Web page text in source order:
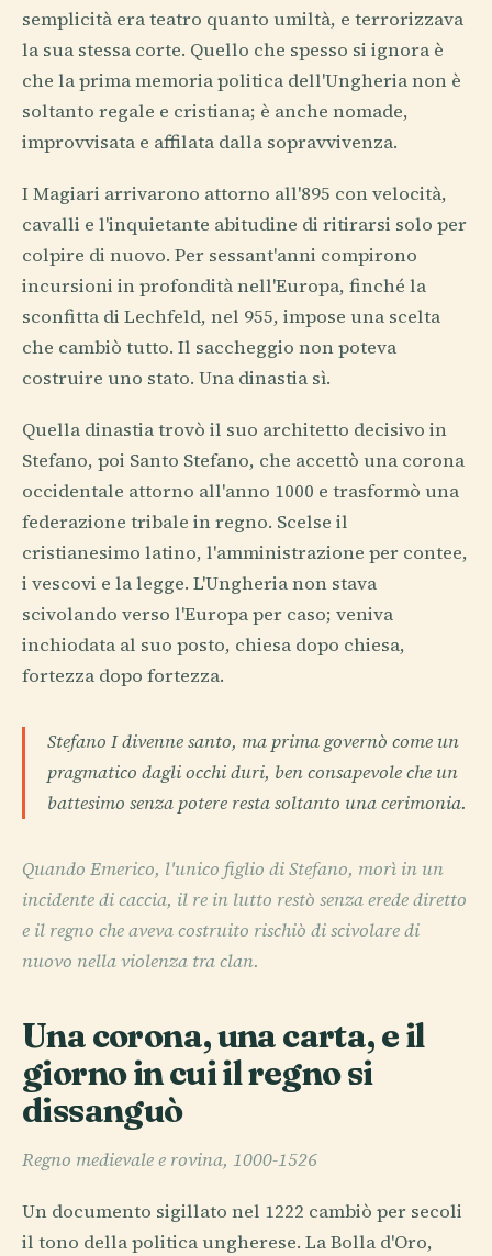
semplicità era teatro quanto umiltà, e terrorizzava
la sua stessa corte. Quello che spesso si ignora è
che la prima memoria politica dell'Ungheria non è
soltanto regale e cristiana; è anche nomade,
improvvisata e affilata dalla sopravvivenza.
I Magiari arrivarono attorno all'895 con velocità,
cavalli e l'inquietante abitudine di ritirarsi solo per
colpire di nuovo. Per sessant'anni compirono
incursioni in profondità nell'Europa, finché la
sconfitta di Lechfeld, nel 955, impose una scelta
che cambiò tutto. Il saccheggio non poteva
costruire uno stato. Una dinastia sì.
Quella dinastia trovò il suo architetto decisivo in
Stefano, poi Santo Stefano, che accettò una corona
occidentale attorno all'anno 1000 e trasformò una
federazione tribale in regno. Scelse il
cristianesimo latino, l'amministrazione per contee,
i vescovi e la legge. L'Ungheria non stava
scivolando verso l'Europa per caso; veniva
inchiodata al suo posto, chiesa dopo chiesa,
fortezza dopo fortezza.
Stefano I divenne santo, ma prima governò come un
pragmatico dagli occhi duri, ben consapevole che un
battesimo senza potere resta soltanto una cerimonia.
Quando Emerico, l'unico figlio di Stefano, morì in un
incidente di caccia, il re in lutto restò senza erede diretto
e il regno che aveva costruito rischiò di scivolare di
nuovo nella violenza tra clan.
Una corona, una carta, e il
giorno in cui il regno si
dissanguò
Regno medievale e rovina, 1000-1526
Un documento sigillato nel 1222 cambiò per secoli
il tono della politica ungherese. La Bolla d'Oro,